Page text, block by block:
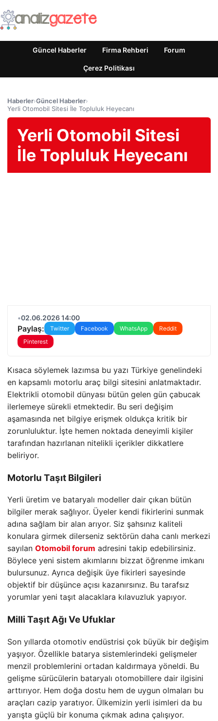
Güncel Haberler Firma Rehberi Forum
Çerez Politikası
Haberler›Güncel Haberler›
Yerli Otomobil Sitesi İle Topluluk Heyecanı
Yerli Otomobil Sitesi
İle Topluluk Heyecanı
•02.06.2026 14:00
Paylaş: Twitter Facebook WhatsApp
Reddit
Pinterest
Kısaca söylemek lazımsa bu yazı Türkiye genelindeki
en kapsamlı motorlu araç bilgi sitesini anlatmaktadır.
Elektrikli otomobil dünyası bütün gelen gün çabucak
ilerlemeye sürekli etmektedir. Bu seri değişim
aşamasında net bilgiye erişmek oldukça kritik bir
zorunluluktur. İşte hemen noktada deneyimli kişiler
tarafından hazırlanan nitelikli içerikler dikkatlere
beliriyor.
Motorlu Taşıt Bilgileri
Yerli üretim ve bataryalı modeller dair çıkan bütün
bilgiler merak sağlıyor. Üyeler kendi fikirlerini sunmak
adına sağlam bir alan arıyor. Siz şahsınız kaliteli
konulara girmek dilerseniz sektörün daha canlı merkezi
sayılan Otomobil forum adresini takip edebilirsiniz.
Böylece yeni sistem akımlarını bizzat öğrenme imkanı
bulursunuz. Ayrıca değişik üye fikirleri sayesinde
objektif bir düşünce açısı kazanırsınız. Bu tarafsız
yorumlar yeni taşıt alacaklara kılavuzluk yapıyor.
Milli Taşıt Ağı Ve Ufuklar
Son yıllarda otomotiv endüstrisi çok büyük bir değişim
yaşıyor. Özellikle batarya sistemlerindeki gelişmeler
menzil problemlerini ortadan kaldırmaya yöneldi. Bu
gelişme sürücülerin bataryalı otomobillere dair ilgisini
arttırıyor. Hem doğa dostu hem de uygun olmaları bu
araçları cazip yaratıyor. Ülkemizin yerli isimleri da bu
yarışta güçlü bir konuma çıkmak adına çalışıyor.